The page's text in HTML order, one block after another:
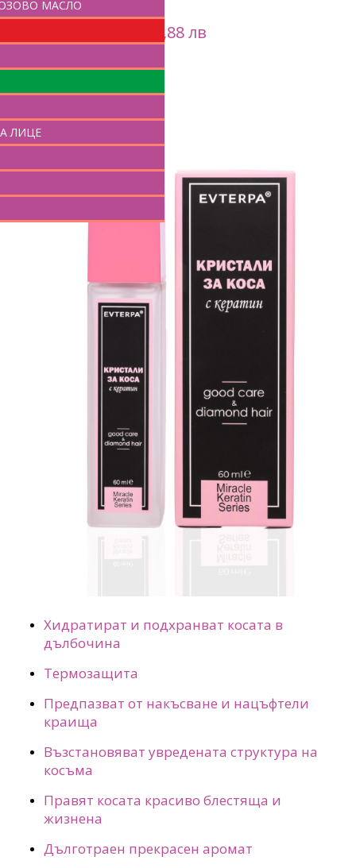
МАСЛО
ЛИЦЕ
16,88лв
Хидратират и подхранват косата в
дълбочина
Термозащита
Предпазват от накъсване и нацъфтели
краища
Възстановяват увредената структура на
косъма
Правят косата красиво блестяща и
жизнена
Дълготраен прекрасен аромат